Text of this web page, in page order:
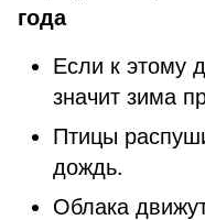
года
Если к этому
значит зима
Птицы
дождь.
Облака